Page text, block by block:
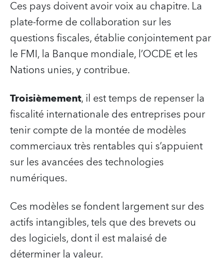
Ces pays doivent avoir voix au chapitre. La
plate-forme de collaboration sur les
questions fiscales, établie conjointement par
le FMI, la Banque mondiale, l’OCDE et les
Nations unies, y contribue.
Troisièmement, il est temps de repenser la
fiscalité internationale des entreprises pour
tenir compte de la montée de modèles
commerciaux très rentables qui s’appuient
sur les avancées des technologies
numériques.
Ces modèles se fondent largement sur des
actifs intangibles, tels que des brevets ou
des logiciels, dont il est malaisé de
déterminer la valeur.